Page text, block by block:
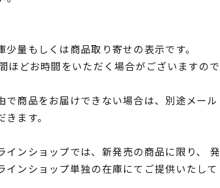
量もしくは商品取り寄せの表示です。
ほどお時間をいただく場合がございますので
で商品をお届けできない場合は、別途メール
ます。
インショップでは、新発売の商品に限り、 発
インショップ単独の在庫にてご提供いたして